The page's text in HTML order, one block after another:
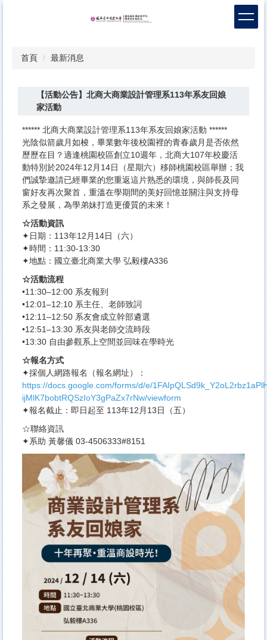
首頁 最新消息
【活動公告】北商大商業設計管理系113年系友回娘
家活動
****** 北商大商業設計管理系113年系友回娘家活動 ******
光陰似箭歲月如梭，畢業數年後校園裡的青春歲月是否依然
歷歷在目？適逢桃園校區創立10週年，北商大107年校慶活
動特別於2024年12月14日（星期六）移師桃園校區舉辦；我
們誠摯邀請已經畢業的您重返這片熟悉的環境，與師長及同
窗好友再次聚首，重溫在學期間的美好回憶並關注與支持母
系之發展，為學弟妹打造更優質的未來！
☆活動資訊
✦日期：113年12月14日（六）
✦時間：11:30-13:30
✦地點：國立臺北商業大學 弘毅樓A336
☆活動流程
•11:30–12:00 系友報到
•12:01–12:10 系主任、老師致詞
•12:11–12:50 系友會成立幹部遴選
•12:51–13:30 系友與老師交流時段
•13:30 自由參觀系上空間並回味在學時光
☆報名方式
✦採個人網路報名（報名網址）：
https://docs.google.com/forms/d/e/
ijMlK7bobtRQSzIoY3gPaZx7rNw/viewform
✦報名截止：即日起至 113年12月13日（五）
☆聯絡資訊
✦系助 黃馨儀 03-4506333#8151